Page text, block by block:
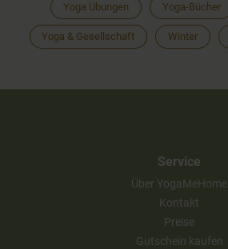
Yoga Übungen Yoga-Bücher
Yoga & Gesellschaft Winter
Service
Über YogaMeHome
Kontakt
Preise
Gutschein kaufen